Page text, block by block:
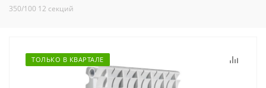
350/100 12 секций
ТОЛЬКО В КВАРТАЛЕ